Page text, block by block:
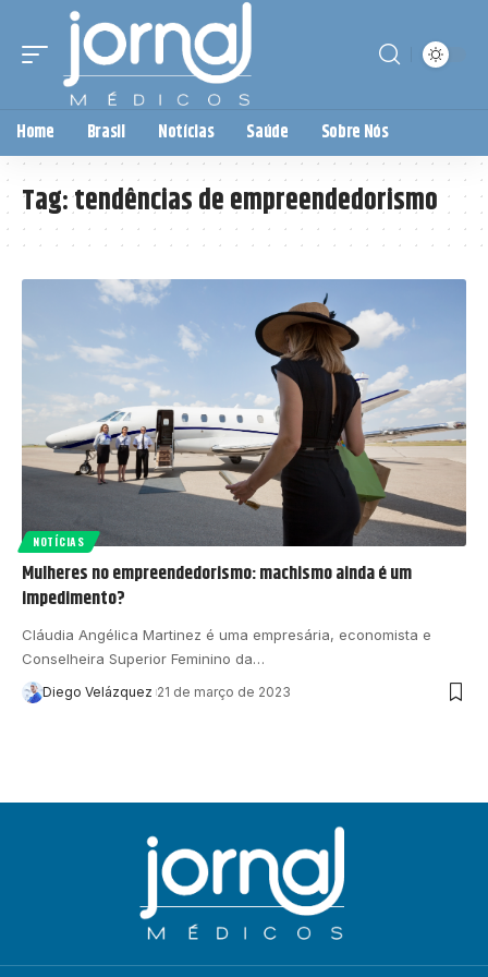
Home Brasil Notícias Saúde Sobre Nós
Tag:tendências de empreendedorismo
NOTÍCIAS
Mulheres no empreendedorismo: machismo ainda é um
impedimento?
Cláudia Angélica Martinez é uma empresária, economista e
Conselheira Superior Feminino da…
Diego Velázquez 21 de março de 2023